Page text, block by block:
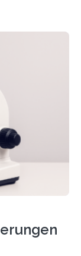
zum Thema
die
der
sie auch in
Hentschel-
Geehrt
oder eine
zum Thema